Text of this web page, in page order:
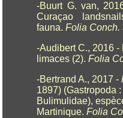
-Buurt G. van,
Curaçao
fauna.Folia Conch.
-Audibert C., 2016
limaces (2).Folia
-Bertrand A., 2017 -
1897) (Gastropoda
Bulimulidae),
Martinique.Folia